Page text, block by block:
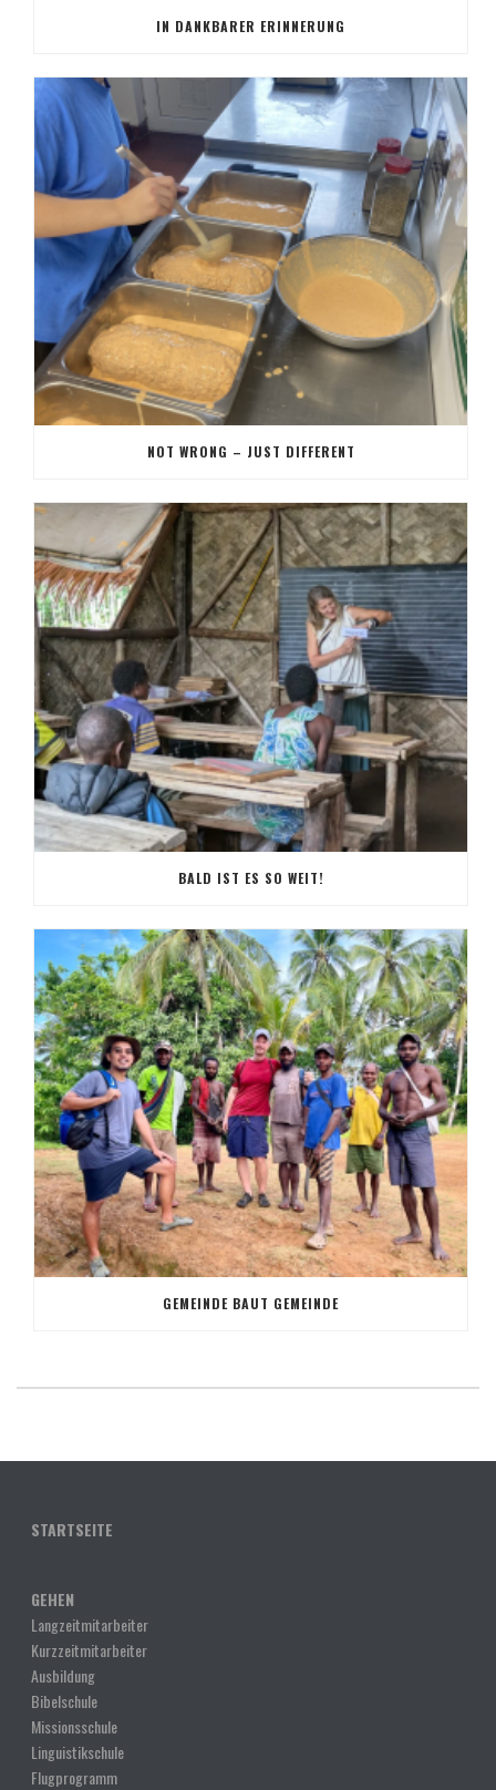
IN DANKBARER ERINNERUNG
NOT WRONG – JUST DIFFERENT
BALD IST ES SO WEIT!
GEMEINDE BAUT GEMEINDE
STARTSEITE
GEHEN
Langzeitmitarbeiter
Kurzzeitmitarbeiter
Ausbildung
Bibelschule
Missionsschule
Linguistikschule
Flugprogramm